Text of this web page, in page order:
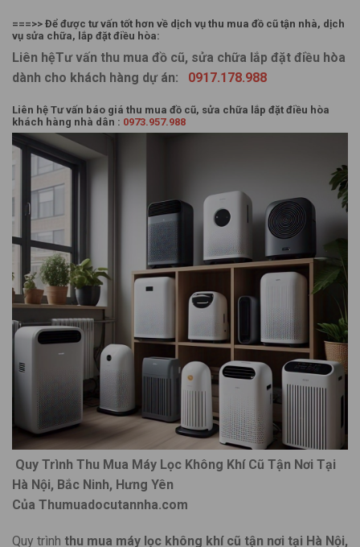
===>> Để được tư vấn tốt hơn về dịch vụ thu mua đồ cũ tận nhà, dịch
vụ sửa chữa, lắp đặt điều hòa:
Liên hệTư vấn thu mua đồ cũ, sửa chữa lắp đặt điều hòa
dành cho khách hàng dự án:
0917.178.988
Liên hệ Tư vấn báo giá thu mua đồ cũ, sửa chữa lắp đặt điều hòa
khách hàng nhà dân : 0973.957.988
Quy Trình Thu Mua Máy Lọc Không Khí Cũ Tận Nơi Tại
Hà Nội, Bắc Ninh, Hưng Yên
Của Thumuadocutannha.com
Quy trình thu mua máy lọc không khí cũ tận nơi tại Hà Nội,